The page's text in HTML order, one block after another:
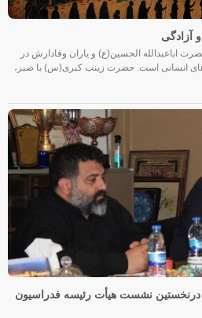
آزادگی
اباعبدالله الحسین(ع) و یاران وفادارش در
انسانی است. حضرت زینب کبری(س) با صبر،
درنخستین نشست هیأت رئیسه فدراسیون